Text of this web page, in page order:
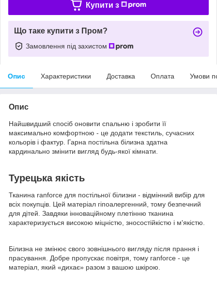
Купити з
Що таке купити з Пром?
Замовлення під захистом
Опис Характеристики Доставка Оплата Умови
Опис
Найшвидший спосіб оновити спальню і зробити її
максимально комфортною - це додати текстиль, сучасних
кольорів і фактур. Гарна постільна білизна здатна
кардинально змінити вигляд будь-якої кімнати.
Турецька якість
Тканина ranforce для постільної білизни - відмінний вибір для
всіх покупців. Цей матеріал гіпоалергенний, тому безпечний
для дітей. Завдяки інноваційному плетінню тканина
характеризується високою міцністю, зносостійкістю і м'якістю.
Білизна не змінює свого зовнішнього вигляду після прання і
прасування. Добре пропускає повітря, тому ranforce - це
матеріал, який «дихає» разом з вашою шкірою.